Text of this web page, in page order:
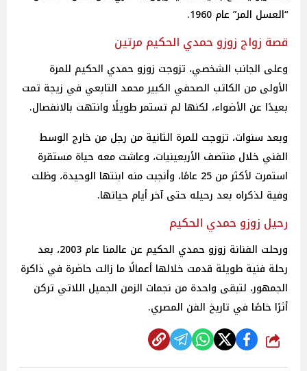
“العسل المر” عام 1960.
قصة زواج زوزو حمدي الحكيم مرتين
وعلى الجانب الشخصي، تزوجت زوزو حمدي الحكيم للمرة
الأولى من الكاتب الصحفي الكبير محمد التابعي في زيجة تمت
بعيدًا عن الأضواء، لكنها لم تستمر طويلًا وانتهت بالانفصال.
وبعد سنوات، تزوجت للمرة الثانية من رجل من خارج الوسط
الفني خلال منتصف الأربعينيات، وعاشت معه حياة مستقرة
استمرت لأكثر من 25 عامًا، وأنجبت منه ابنتها الوحيدة، وظلت
وفية لذكراه بعد رحيله حتى آخر أيام حياتها.
رحيل زوزو حمدي الحكيم
ورحلت الفنانة زوزو حمدي الحكيم عن عالمنا عام 2003، بعد
رحلة فنية طويلة قدمت خلالها أعمالًا ما زالت حاضرة في ذاكرة
الجمهور، لتبقى واحدة من نجمات الزمن الجميل اللاتي تركن
أثرًا خاصًا في تاريخ الفن المصري.
شارك